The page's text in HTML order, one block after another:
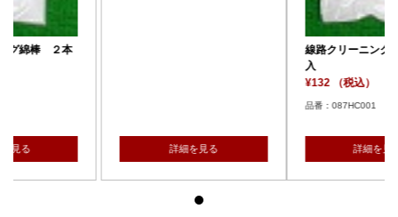
見る 詳細を見る 詳細を見る